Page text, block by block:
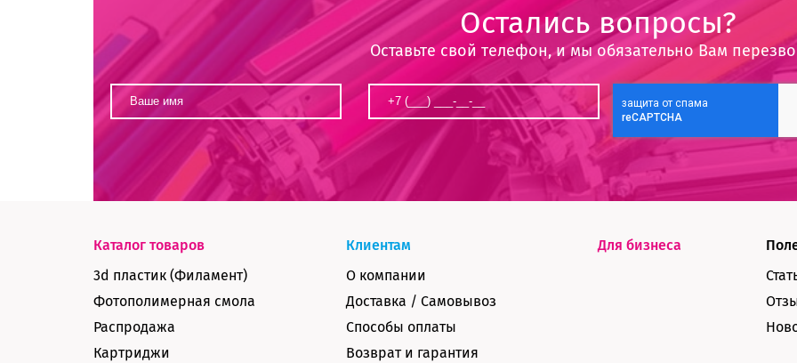
Остались вопросы?
Оставьте свой телефон, и мы обязательно Вам
Каталог товаров
3d пластик (Филамент)
Фотополимерная смола
Распродажа
Картриджи
Клиентам
О компании
Доставка / Самовывоз
Способы оплаты
Возврат и гарантия
Для бизнеса